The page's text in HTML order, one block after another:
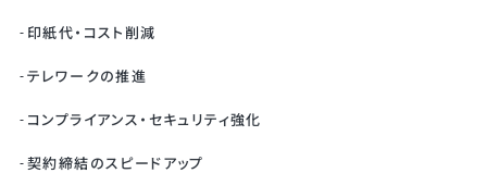
印紙代・コスト削減
テレワークの推進
コンプライアンス・セキュリティ強化
契約締結のスピードアップ